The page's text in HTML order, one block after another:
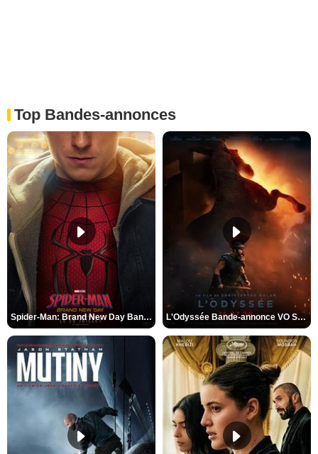
Top Bandes-annonces
Spider-Man: Brand New Day Bande-annonce VO STFR L'Odyssée Bande-annonce VO STFR